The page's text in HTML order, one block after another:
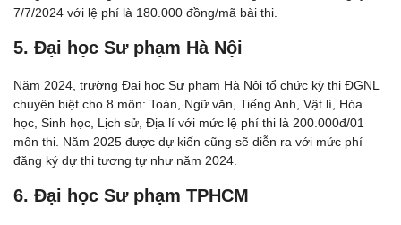
7/7/2024 với lệ phí là 180.000 đồng/mã bài thi.
5. Đại học Sư phạm Hà Nội
Năm 2024, trường Đại học Sư phạm Hà Nội tổ chức kỳ thi ĐGNL
chuyên biệt cho 8 môn: Toán, Ngữ văn, Tiếng Anh, Vật lí, Hóa
học, Sinh học, Lịch sử, Địa lí với mức lệ phí thi là 200.000đ/01
môn thi. Năm 2025 được dự kiến cũng sẽ diễn ra với mức phí
đăng ký dự thi tương tự như năm 2024.
6. Đại học Sư phạm TPHCM